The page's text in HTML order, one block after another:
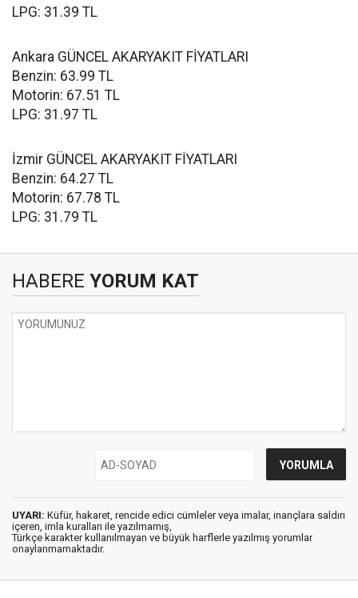
LPG: 31.39 TL
Ankara GÜNCEL AKARYAKIT FİYATLARI
Benzin: 63.99 TL
Motorin: 67.51 TL
LPG: 31.97 TL
İzmir GÜNCEL AKARYAKIT FİYATLARI
Benzin: 64.27 TL
Motorin: 67.78 TL
LPG: 31.79 TL
HABERE YORUM KAT
UYARI: Küfür, hakaret, rencide edici cümleler veya imalar, inançlara saldırı
içeren, imla kuralları ile yazılmamış,
Türkçe karakter kullanılmayan ve büyük harflerle yazılmış yorumlar
onaylanmamaktadır.